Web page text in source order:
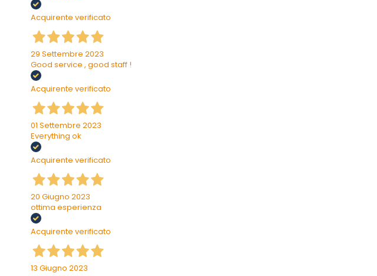
Acquirente verificato
29 Settembre 2023
Good service , good staff !
Acquirente verificato
01 Settembre 2023
Everything ok
Acquirente verificato
20 Giugno 2023
ottima esperienza
Acquirente verificato
13 Giugno 2023